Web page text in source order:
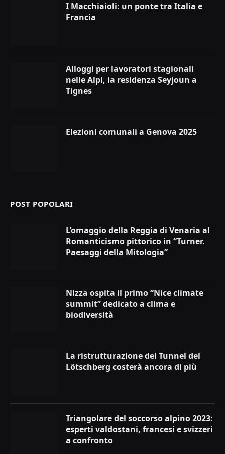
I Macchiaioli: un ponte tra Italia e
Francia
Alloggi per lavoratori stagionali
nelle Alpi, la residenza Seyjoun a
Tignes
Elezioni comunali a Genova 2025
POST POPOLARI
L’omaggio della Reggia di Venaria al
Romanticismo pittorico in “Turner.
Paesaggi della Mitologia”
Nizza ospita il primo “Nice climate
summit” dedicato a clima e
biodiversità
La ristrutturazione del Tunnel del
Lötschberg costerà ancora di più
Triangolare del soccorso alpino 2023:
esperti valdostani, francesi e svizzeri
a confronto